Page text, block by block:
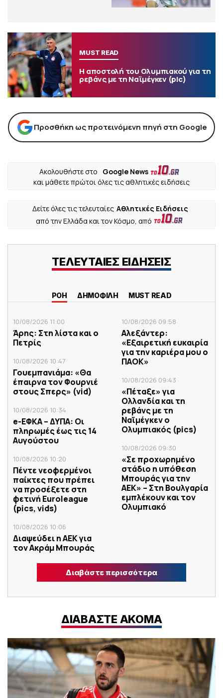
MUST READ
Η αποστολή του Ολυμπιακού για τη
ρεβάνς με τη Ναϊμέγκεν (pic)
Προσθήκη ως προτεινόμενη πηγή στη Google
Ακολουθήστε στο
Google News
και μάθετε πρώτοι όλες τις αθλητικές ειδήσεις
Δείτε όλες τις τελευταίες Αθλητικές Ειδήσεις
από την Ελλάδα και τον Κόσμο, από
ΤΕΛΕΥΤΑΙΕΣ ΕΙΔΗΣΕΙΣ
ΡΟΗ ΔΗΜΟΦΙΛΗ MUST READ
10/08/2026 11:00
Άρης: Στη λίστα και ο
Πετρίς
10/08/2026 10:47
Γουεμπανιάμα: «Θα
έπαιρνα τον Φουρνιέ
στους Σπερς» (vid)
10/08/2026 10:34
e-ΕΦΚΑ – ΔΥΠΑ: Οι
πληρωμές έως τις 14
Αυγούστου
10/08/2026 10:20
Πέντε νεοφερμένοι
παίκτες που πρέπει
να προσέξετε στη
φετινή Euroleague
(pics, vids)
10/08/2026 10:06
Διαψεύδει η ΑΕΚ για
τον Ακράμ Μπουράς
10/08/2026 09:58
Αλεξάντερ:
«Εξαιρετική ευκαιρία
για την καριέρα μου ο
ΠΑΟΚ»
10/08/2026 09:43
«Πέταξε» για
Ολλανδία και τη
ρεβάνς με τη
Ναϊμέγκεν ο
Ολυμπιακός (pics)
10/08/2026 09:30
«Σε προχωρημένο
στάδιο η υπόθεση
Μπουράς για την
ΑΕΚ» – Στη Βουλγαρία
εμπλέκουν και τον
Ολυμπιακό
Διαβάστε περισσότερα
ΔΙΑΒΑΣΤΕ ΑΚΟΜΑ